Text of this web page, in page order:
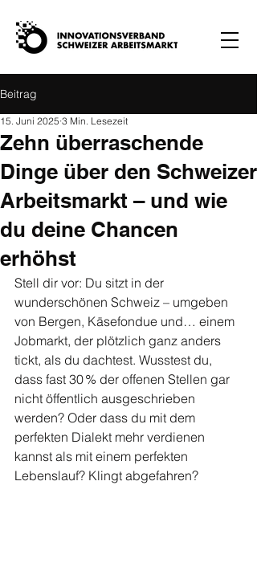
Beitrag
Zehn überraschende
Dinge über den Schweizer
Arbeitsmarkt – und wie
du deine Chancen
erhöhst
15. Juni 2025 3 Min. Lesezeit
Stell dir vor: Du sitzt in der
wunderschönen Schweiz – umgeben
von Bergen, Käsefondue und… einem
Jobmarkt, der plötzlich ganz anders
tickt, als du dachtest. Wusstest du,
dass fast 30 % der offenen Stellen gar
nicht öffentlich ausgeschrieben
werden? Oder dass du mit dem
perfekten Dialekt mehr verdienen
kannst als mit einem perfekten
Lebenslauf? Klingt abgefahren?